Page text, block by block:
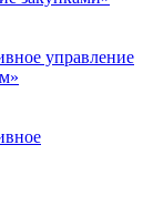
управление